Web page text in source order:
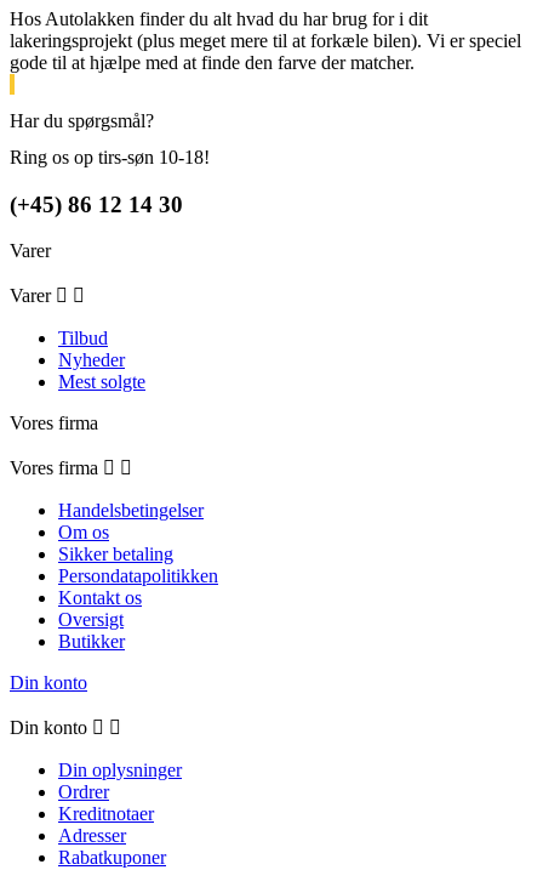
Hos Autolakken finder du alt hvad du har brug for i dit
lakeringsprojekt (plus meget mere til at forkæle bilen). Vi er speciel
gode til at hjælpe med at finde den farve der matcher.
Har du spørgsmål?
Ring os op tirs-søn 10-18!
(+45) 86 12 14 30
Varer
Varer  
Tilbud
Nyheder
Mest solgte
Vores firma
Vores firma  
Handelsbetingelser
Om os
Sikker betaling
Persondatapolitikken
Kontakt os
Oversigt
Butikker
Din konto
Din konto  
Din oplysninger
Ordrer
Kreditnotaer
Adresser
Rabatkuponer